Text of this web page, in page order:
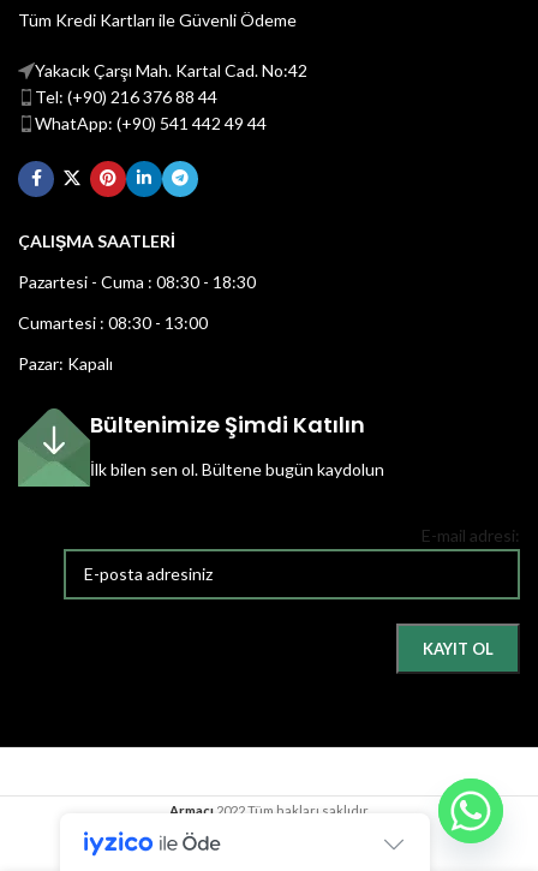
Tüm Kredi Kartları ile Güvenli Ödeme
Yakacık Çarşı Mah. Kartal Cad. No:42
Tel: (+90) 216 376 88 44
WhatApp: (+90) 541 442 49 44
ÇALIŞMA SAATLERİ
Pazartesi - Cuma : 08:30 - 18:30
Cumartesi : 08:30 - 13:00
Pazar: Kapalı
Bültenimize Şimdi Katılın
İlk bilen sen ol.Bültene bugün kaydolun
E-mail adresi:
Armacı 2022 Tüm hakları saklıdır.